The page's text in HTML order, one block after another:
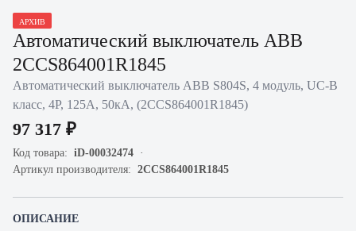
АРХИВ
Автоматический выключатель ABB
2CCS864001R1845
Автоматический выключатель ABB S804S, 4 модуль, UC-B
класс, 4P, 125А, 50кА, (2CCS864001R1845)
97 317 ₽
Код товара: iD-00032474
Артикул производителя: 2CCS864001R1845
ОПИСАНИЕ